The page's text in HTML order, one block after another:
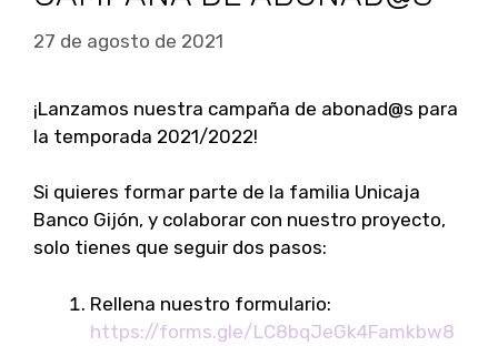
27 de agosto de 2021
¡Lanzamos nuestra campaña de abonad@s para
la temporada 2021/2022!
Si quieres formar parte de la familia Unicaja
Banco Gijón, y colaborar con nuestro proyecto,
solo tienes que seguir dos pasos:
Rellena nuestro formulario:
https://forms.gle/LC8bqJeGk4Famkbw8